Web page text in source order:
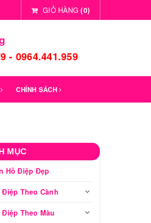
GIỎ HÀNG (0)
- 0964.441.959
CHÍNH SÁCH
MỤC
Hồ Điệp Đẹp
Điệp Theo Cành
Điệp Theo Màu